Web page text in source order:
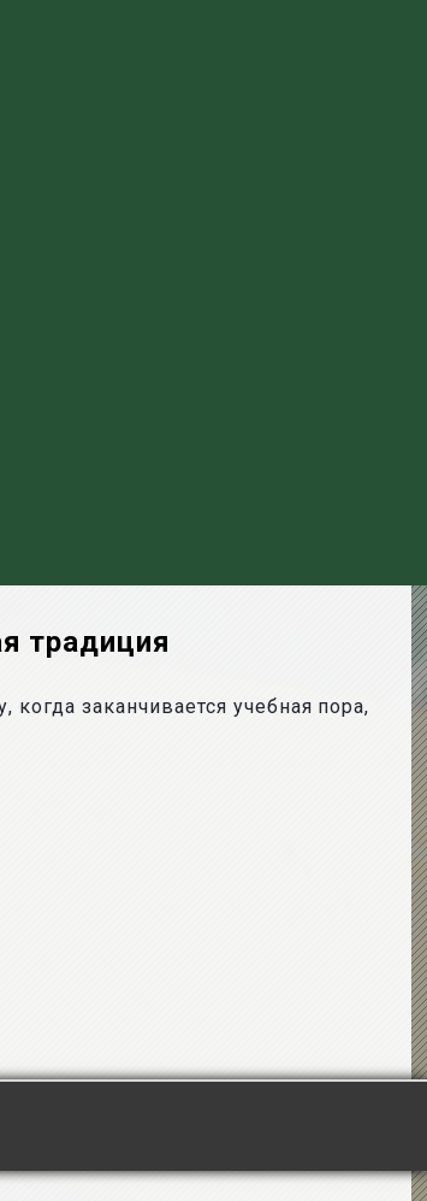
традиция
заканчивается учебная пора,